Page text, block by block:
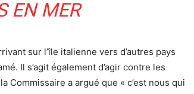
EN MER
sur l’île italienne vers d’autres pays
Il s’agit également d’agir contre les
Commissaire a argué que « c’est nous qui